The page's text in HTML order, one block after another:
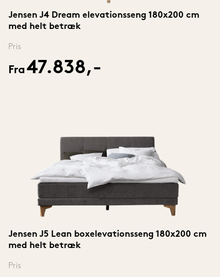
Jensen J4 Dream elevationsseng 180x200 cm
med helt betræk
Pris
Fra47.838,-
Jensen J5 Lean boxelevationsseng 180x200 cm
med helt betræk
Pris